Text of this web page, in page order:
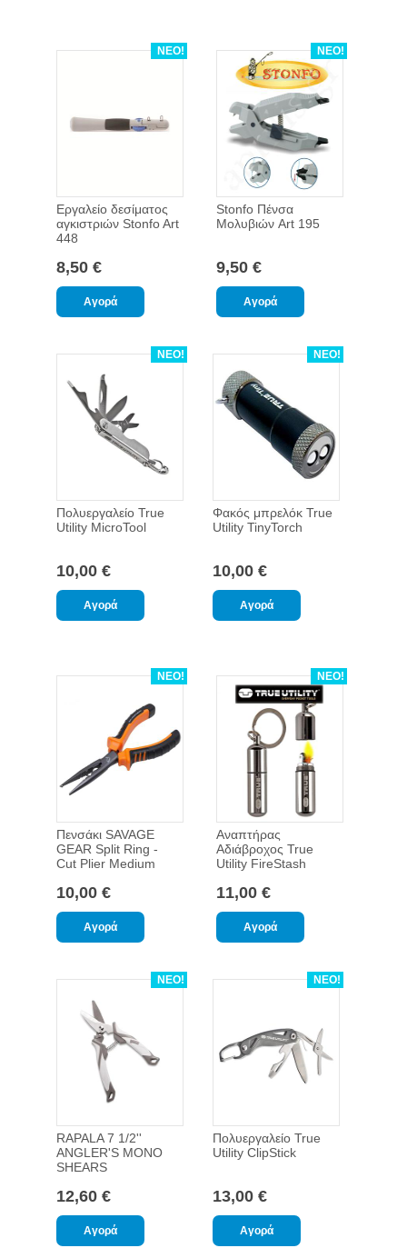
ΝΕΟ!
8,50 €
Εργαλείο δεσίματος
αγκιστριών Stonfo Art
448
ΝΕΟ!
9,50 €
Stonfo Πένσα
Μολυβιών Art 195
ΝΕΟ!
10,00 €
Πολυεργαλείο True
Utility MicroTool
ΝΕΟ!
10,00 €
Φακός μπρελόκ True
Utility TinyTorch
ΝΕΟ!
10,00 €
Πενσάκι SAVAGE
GEAR Split Ring -
Cut Plier Medium
ΝΕΟ!
11,00 €
Αναπτήρας
Αδιάβροχος True
Utility FireStash
ΝΕΟ!
12,60 €
RAPALA 7 1/2''
ANGLER'S MONO
SHEARS
ΝΕΟ!
13,00 €
Πολυεργαλείο True
Utility ClipStick